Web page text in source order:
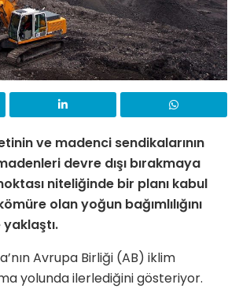
ve madenci sendikalarının
devre dışı bırakmaya
niteliğinde bir planı kabul
olan yoğun bağımlılığını
Avrupa Birliği (AB) iklim
yolunda ilerlediğini gösteriyor.